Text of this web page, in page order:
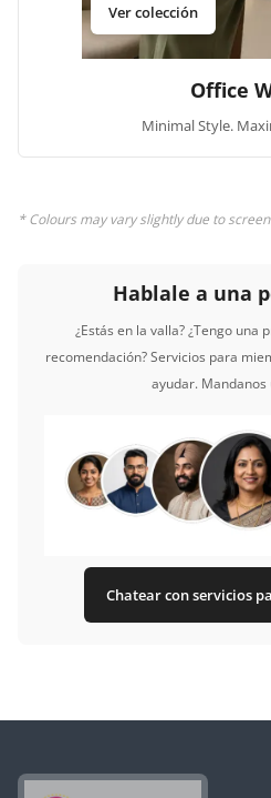
Ver colección
Office
Minimal Style.
* Colours may vary slightly due to
Hablale a una
¿Estás en la valla? ¿Tengo una
recomendación? Servicios para
ayudar. Mandanos
Chatear con servicios